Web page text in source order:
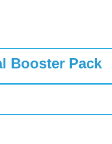
Booster Pack